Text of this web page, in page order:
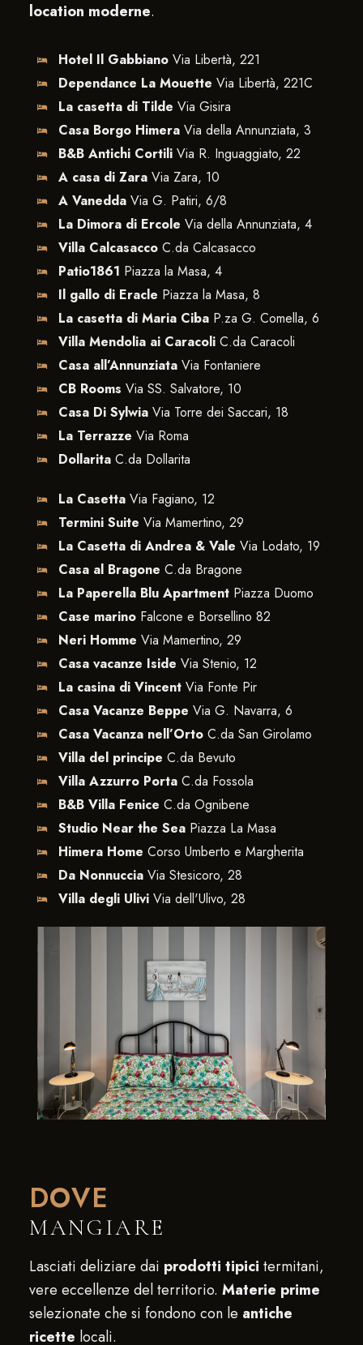
location moderne.
Hotel Il Gabbiano Via Libertà, 221
Dependance La Mouette Via Libertà, 221C
La casetta di Tilde Via Gisira
Casa Borgo HimeraVia della Annunziata, 3
B&B Antichi CortiliVia R. Inguaggiato, 22
A casa di ZaraVia Zara, 10
A VaneddaVia G. Patiri, 6/8
La Dimora di Ercole Via della Annunziata, 4
Villa CalcasaccoC.da Calcasacco
Patio1861 Piazza la Masa, 4
Il gallo di Eracle Piazza la Masa, 8
La casetta di Maria CibaP.za G. Comella, 6
Villa Mendolia ai CaracoliC.da Caracoli
Casa all’AnnunziataVia Fontaniere
CB Rooms Via SS. Salvatore, 10
Casa Di Sylwia Via Torre dei Saccari, 18
La Terrazze Via Roma
Dollarita C.da Dollarita
La Casetta Via Fagiano, 12
Termini Suite Via Mamertino, 29
La Casetta di Andrea & Vale Via Lodato, 19
Casa al Bragone C.da Bragone
La Paperella Blu ApartmentPiazza Duomo
Case marinoFalcone e Borsellino 82
Neri Homme Via Mamertino, 29
Casa vacanze Iside Via Stenio, 12
La casina di Vincent Via Fonte Pir
Casa Vacanze Beppe Via G. Navarra, 6
Casa Vacanza nell’Orto C.da San Girolamo
Villa del principe C.da Bevuto
Villa Azzurro Porta C.da Fossola
B&B Villa Fenice C.da Ognibene
Studio Near the SeaPiazza La Masa
Himera Home Corso Umberto e Margherita
Da NonnucciaVia Stesicoro, 28
Villa degli UliviVia dell'Ulivo, 28
DOVE
MANGIARE
Lasciati deliziare dai prodotti tipici termitani,
vere eccellenze del territorio. Materie prime
selezionate che si fondono con le antiche
ricette locali.